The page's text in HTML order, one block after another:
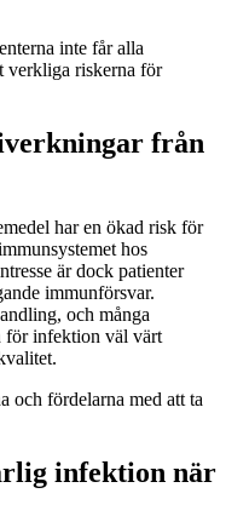
inte får alla
verkliga riskerna för
från
har en ökad risk för
hos
är dock patienter
immunförsvar.
och många
för infektion väl värt
och fördelarna med att ta
infektion när